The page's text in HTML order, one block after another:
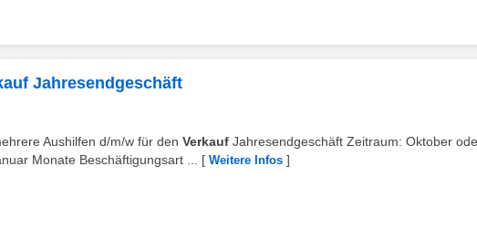
Jahresendgeschäft
Aushilfen d/m/w für den Verkauf Jahresendgeschäft Zeitraum: Oktober
Monate Beschäftigungsart ...
[ Weitere Infos ]